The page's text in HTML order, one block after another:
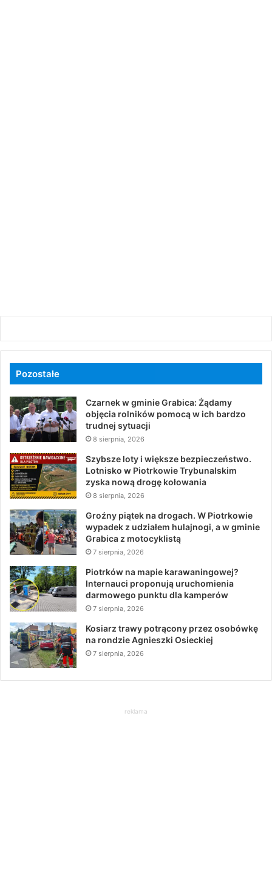
Pozostałe
Czarnek w gminie Grabica: Żądamy
objęcia rolników pomocą w ich bardzo
trudnej sytuacji
8 sierpnia, 2026
Szybsze loty i większe bezpieczeństwo.
Lotnisko w Piotrkowie Trybunalskim
zyska nową drogę kołowania
8 sierpnia, 2026
Groźny piątek na drogach. W Piotrkowie
wypadek z udziałem hulajnogi, a w gminie
Grabica z motocyklistą
7 sierpnia, 2026
Piotrków na mapie karawaningowej?
Internauci proponują uruchomienia
darmowego punktu dla kamperów
7 sierpnia, 2026
Kosiarz trawy potrącony przez osobówkę
na rondzie Agnieszki Osieckiej
7 sierpnia, 2026
reklama